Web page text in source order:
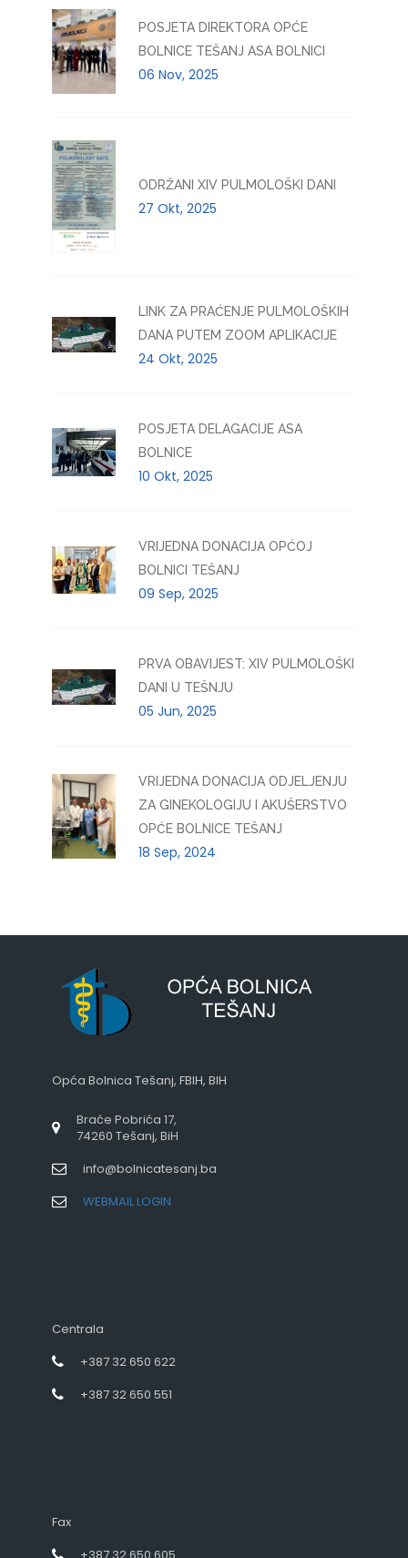
POSJETA DIREKTORA OPĆE
BOLNICE TEŠANJ ASA BOLNICI
06 Nov, 2025
ODRŽANI XIV PULMOLOŠKI DANI
27 Okt, 2025
LINK ZA PRAĆENJE PULMOLOŠKIH
DANA PUTEM ZOOM APLIKACIJE
24 Okt, 2025
POSJETA DELAGACIJE ASA
BOLNICE
10 Okt, 2025
VRIJEDNA DONACIJA OPĆOJ
BOLNICI TEŠANJ
09 Sep, 2025
PRVA OBAVIJEST: XIV PULMOLOŠKI
DANI U TEŠNJU
05 Jun, 2025
VRIJEDNA DONACIJA ODJELJENJU
ZA GINEKOLOGIJU I AKUŠERSTVO
OPĆE BOLNICE TEŠANJ
18 Sep, 2024
Opća Bolnica Tešanj, FBIH, BIH
Braće Pobrića 17,
74260 Tešanj, BiH
info@bolnicatesanj.ba
WEBMAIL LOGIN
Centrala
+387 32 650 622
+387 32 650 551
Fax